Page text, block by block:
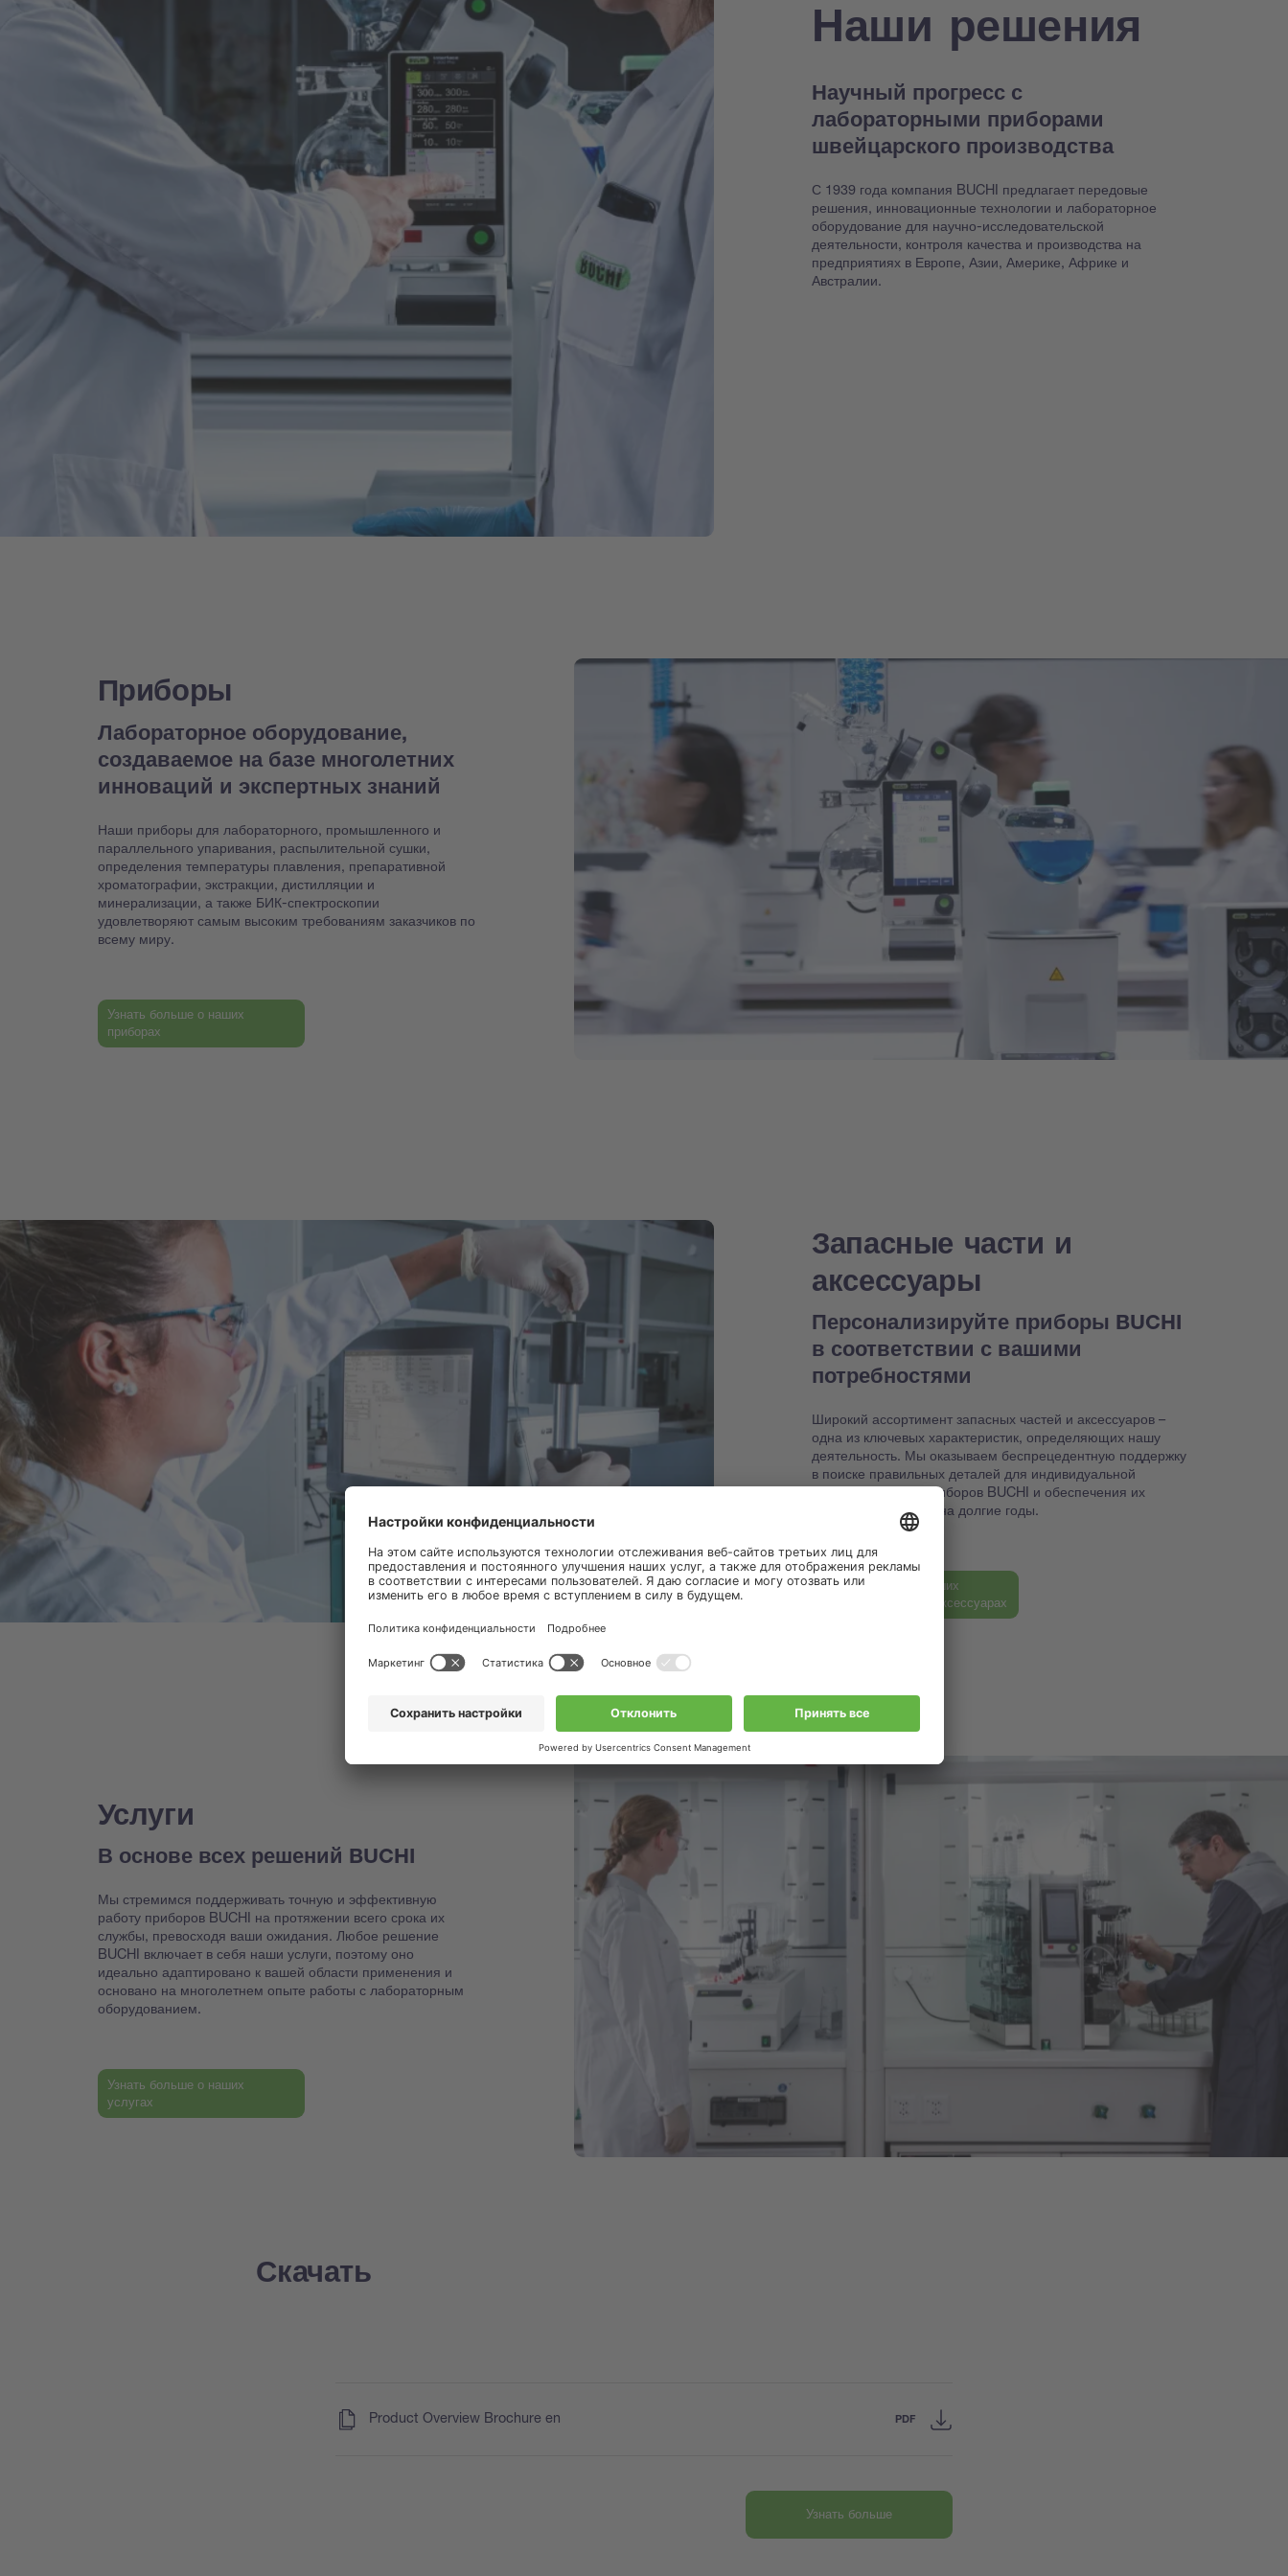
Наши решения
Научный прогресс с
лабораторными приборами
швейцарского производства
С 1939 года компания BUCHI предлагает передовые
решения, инновационные технологии и лабораторное
оборудование для научно-исследовательской
деятельности, контроля качества и производства на
предприятиях в Европе, Азии, Америке, Африке и
Австралии.
Приборы
Лабораторное оборудование,
создаваемое на базе многолетних
инноваций и экспертных знаний
Наши приборы для лабораторного, промышленного и
параллельного упаривания, распылительной сушки,
определения температуры плавления, препаративной
хроматографии, экстракции, дистилляции и
минерализации, а также БИК-спектроскопии
удовлетворяют самым высоким требованиям заказчиков по
всему миру.
Узнать больше о наших
приборах
Запасные части и
аксессуары
Персонализируйте приборы BUCHI
в соответствии с вашими
потребностями
Широкий ассортимент запасных частей и аксессуаров –
одна из ключевых характеристик, определяющих нашу
деятельность. Мы оказываем беспрецедентную поддержку
в поиске правильных деталей для индивидуальной
настройки ваших приборов BUCHI и обеспечения их
работоспособности на долгие годы.
Узнать больше о наших
запасных частях и аксессуарах
Услуги
В основе всех решений BUCHI
Мы стремимся поддерживать точную и эффективную
работу приборов BUCHI на протяжении всего срока их
службы, превосходя ваши ожидания. Любое решение
BUCHI включает в себя наши услуги, поэтому оно
идеально адаптировано к вашей области применения и
основано на многолетнем опыте работы с лабораторным
оборудованием.
Узнать больше о наших
услугах
Скачать
Product Overview Brochure en PDF
Узнать больше